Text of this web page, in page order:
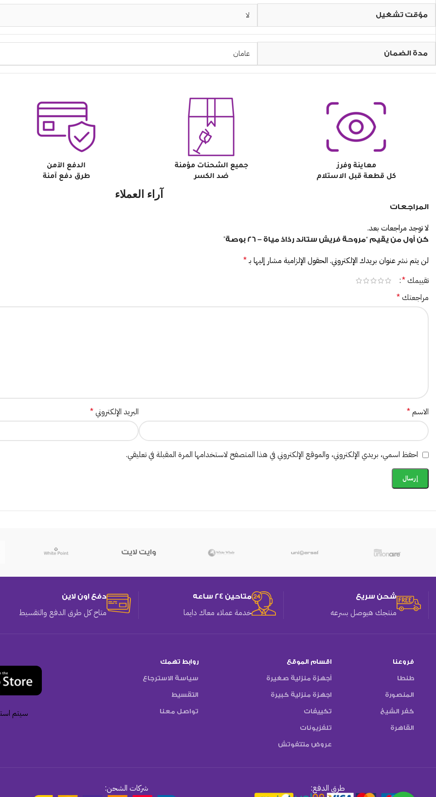
مؤقت تشغيل لا
مدة الضمان عامان
معاينة وفرز
كل قطعة قبل الاستلام
جميع الشحنات مؤمنة
ضد الكسر
الدفع الآمن
طرق دفع آمنة
آراء العملاء
المراجعات
لا توجد مراجعات بعد.
كن أول من يقيم “مروحة فريش ستاند رذاذ مياة – 26 بوصة”
لن يتم نشر عنوان بريدك الإلكتروني. الحقول الإلزامية مشار إليها بـ*
تقييمك*
مراجعتك*
الاسم* البريد الإلكتروني*
احفظ اسمي، بريدي الإلكتروني، والموقع الإلكتروني في هذا المتصفح لاستخدامها المرة المقبلة في تعليقي.
وايت لايت
شحن سريع
منتجك هيوصل بسرعه
متاحين 24 ساعه
خدمة عملاء معاك دايما
دفع اون لاين
متاح كل طرق الدفع والتقسيط
فروعنا
طنطا
المنصورة
كفر الشيخ
القاهرة
اقسام الموقع
أجهزة منزلية صغيرة
اجهزة منزلية كبيرة
تكييفات
تلفزيونات
عروض متتفوتش
روابط تهمك
سياسة الاسترجاع
التقسيط
تواصل معنا سيتم
طرق الدفع: شركات الشحن: